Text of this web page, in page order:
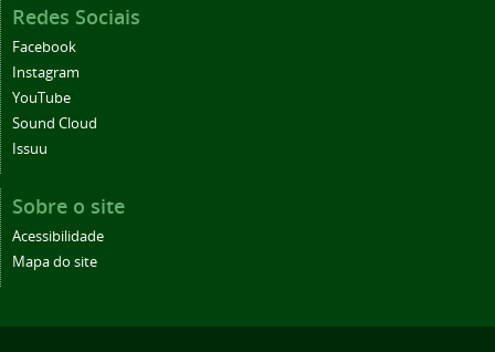
Redes Sociais
Facebook
Instagram
YouTube
Sound Cloud
Issuu
Sobre o site
Acessibilidade
Mapa do site